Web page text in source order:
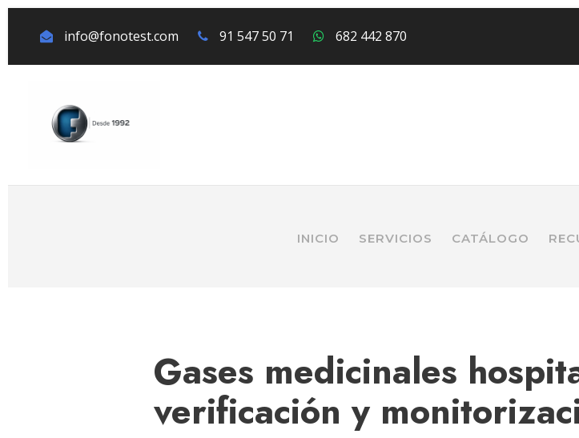
info@fonotest.com 91 547 50 71 682 442 870
INICIO SERVICIOS CATÁLOGO
Gases medicinales
verificación y